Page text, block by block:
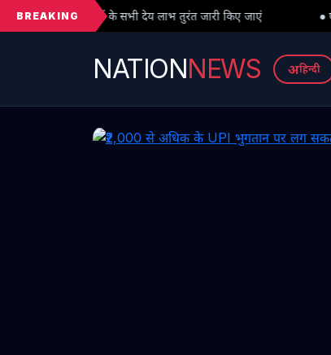
BREAKING
देय लाभ तुरंत जारी किए जाएं ● फर्जी PhD विवाद में बड़ा मोड़:
NATIONNEWS अहिन्दी